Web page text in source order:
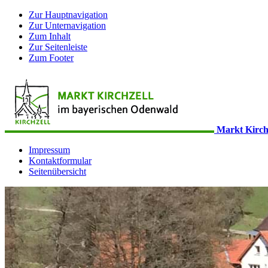
Zur Hauptnavigation
Zur Unternavigation
Zum Inhalt
Zur Seitenleiste
Zum Footer
Markt
Impressum
Kontaktformular
Seitenübersicht